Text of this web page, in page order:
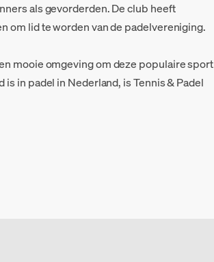
als gevorderden. De club heeft
om lid te worden van de padelvereniging.
mooie omgeving om deze populaire sport
in padel in Nederland, is Tennis & Padel